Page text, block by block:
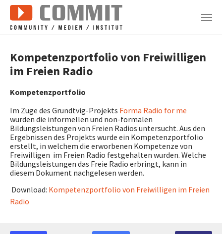
Zum Hauptinhalt springen
Kompetenzportfolio von Freiwilligen
im Freien Radio
Kompetenzportfolio
Im Zuge des Grundtvig-Projekts Forma Radio for me
wurden die informellen und non-formalen
Bildungsleistungen von Freien Radios untersucht. Aus den
Ergebnissen des Projekts wurde ein Kompetenzportfolio
erstellt, in welchem die erworbenen Kompetenze von
Freiwilligen im Freien Radio festgehalten wurden. Welche
Bildungsleistungen das Freie Radio erbringt, kann in
diesem Dokument nachgelesen werden.
Download: Kompetenzportfolio von Freiwilligen im Freien
Radio